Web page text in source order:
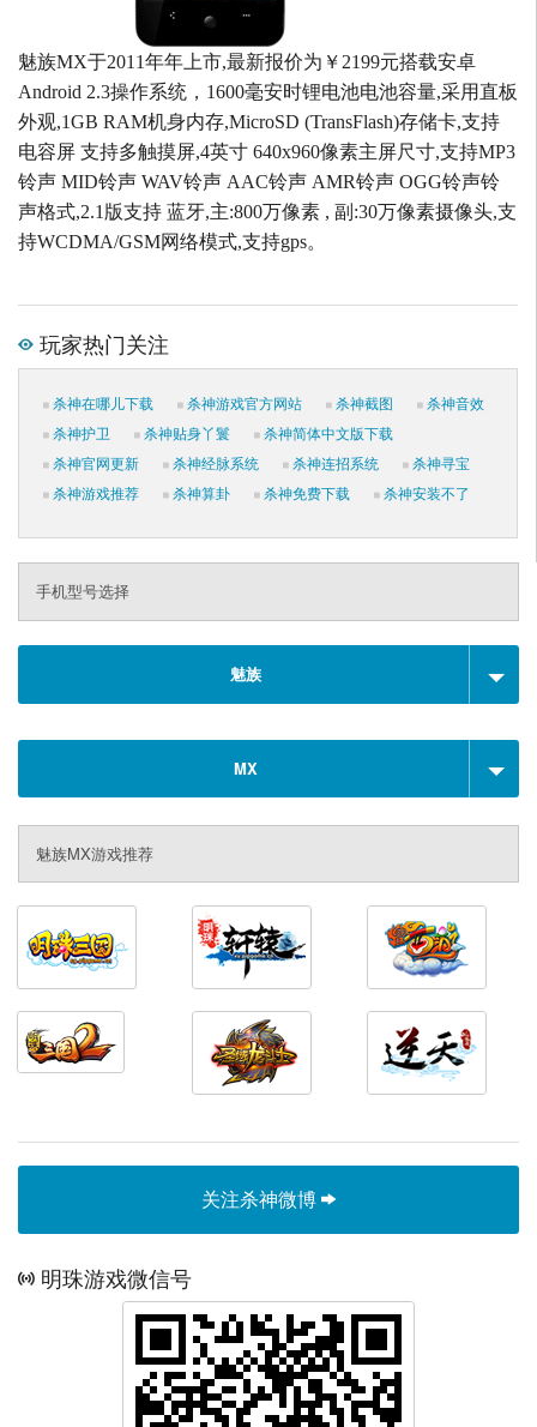
魅族MX于2011年年上市,最新报价为￥2199元搭载安卓
Android 2.3操作系统，1600毫安时锂电池电池容量,采用直板
外观,1GB RAM机身内存,MicroSD (TransFlash)存储卡,支持
电容屏 支持多触摸屏,4英寸 640x960像素主屏尺寸,支持MP3
铃声 MID铃声 WAV铃声 AAC铃声 AMR铃声 OGG铃声铃
声格式,2.1版支持 蓝牙,主:800万像素 , 副:30万像素摄像头,支
持WCDMA/GSM网络模式,支持gps。
玩家热门关注
杀神在哪儿下载 杀神游戏官方网站 杀神截图
杀神音效
杀神护卫
杀神贴身丫鬟
杀神简体中文版下载
杀神官网更新
杀神经脉系统 杀神连招系统
杀神寻宝
杀神游戏推荐
杀神算卦 杀神免费下载 杀神安装不了
手机型号选择
魅族
MX
魅族MX游戏推荐
关注杀神微博
明珠游戏微信号